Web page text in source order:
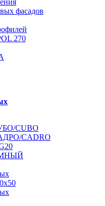
фасадов
270
CUBO
CADRO